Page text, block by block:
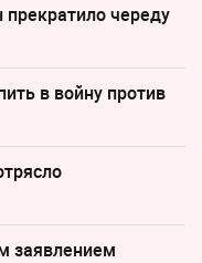
череду
в войну против
заявлением